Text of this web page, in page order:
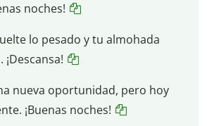
noches!
lo pesado y tu almohada
nueva oportunidad, pero hoy
¡Buenas noches!